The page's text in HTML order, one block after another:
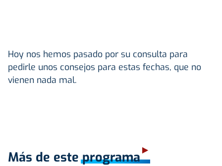
Hoy nos hemos pasado por su consulta para
pedirle unos consejos para estas fechas, que no
vienen nada mal.
Más de este programa